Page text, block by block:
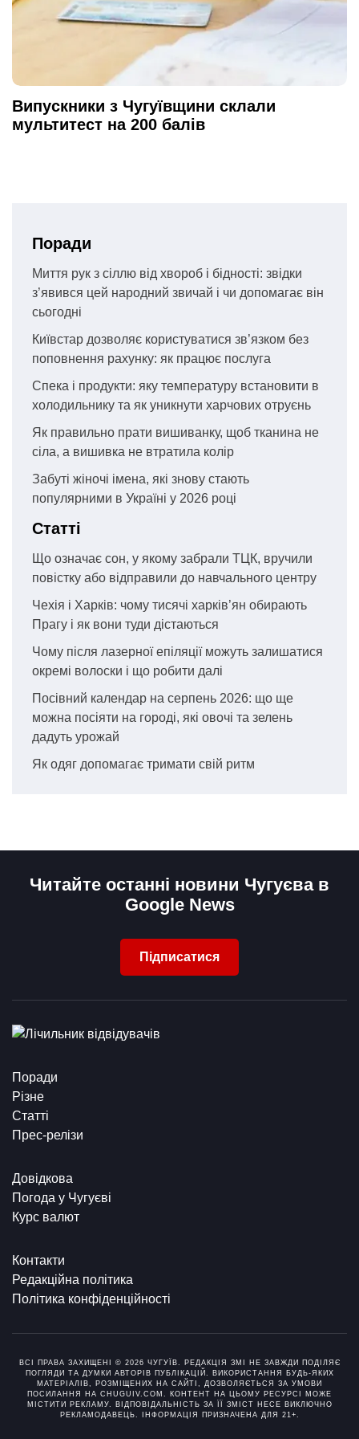
Випускники з Чугуївщини склали
мультитест на 200 балів
Поради
Миття рук з сіллю від хвороб і бідності: звідки
з’явився цей народний звичай і чи допомагає він
сьогодні
Київстар дозволяє користуватися зв’язком без
поповнення рахунку: як працює послуга
Спека і продукти: яку температуру встановити в
холодильнику та як уникнути харчових отруєнь
Як правильно прати вишиванку, щоб тканина не
сіла, а вишивка не втратила колір
Забуті жіночі імена, які знову стають
популярними в Україні у 2026 році
Статті
Що означає сон, у якому забрали ТЦК, вручили
повістку або відправили до навчального центру
Чехія і Харків: чому тисячі харків’ян обирають
Прагу і як вони туди дістаються
Чому після лазерної епіляції можуть залишатися
окремі волоски і що робити далі
Посівний календар на серпень 2026: що ще
можна посіяти на городі, які овочі та зелень
дадуть урожай
Як одяг допомагає тримати свій ритм
Читайте останні новини Чугуєва в
Google News
Підписатися
Поради
Різне
Статті
Прес-релізи
Довідкова
Погода у Чугуєві
Курс валют
Контакти
Редакційна політика
Політика конфіденційності
ВСІ ПРАВА ЗАХИЩЕНІ © 2026 ЧУГУЇВ. РЕДАКЦІЯ ЗМІ НЕ ЗАВЖДИ ПОДІЛЯЄ
ПОГЛЯДИ ТА ДУМКИ АВТОРІВ ПУБЛІКАЦІЙ. ВИКОРИСТАННЯ БУДЬ-ЯКИХ
МАТЕРІАЛІВ, РОЗМІЩЕНИХ НА САЙТІ, ДОЗВОЛЯЄТЬСЯ ЗА УМОВИ
ПОСИЛАННЯ НА CHUGUIV.COM. КОНТЕНТ НА ЦЬОМУ РЕСУРСІ МОЖЕ
МІСТИТИ РЕКЛАМУ. ВІДПОВІДАЛЬНІСТЬ ЗА ЇЇ ЗМІСТ НЕСЕ ВИКЛЮЧНО
РЕКЛАМОДАВЕЦЬ. ІНФОРМАЦІЯ ПРИЗНАЧЕНА ДЛЯ 21+.